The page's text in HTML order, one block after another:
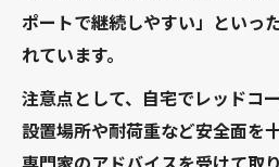
ポートで継続しやすい」といっ
れています。
注意点として、自宅でレッドコ
設置場所や耐荷重など安全面を